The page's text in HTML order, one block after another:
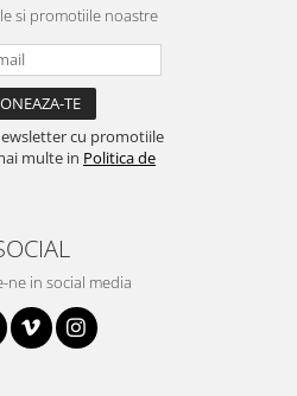
si promotiile noastre
cu promotiile
multe in Politica de
ne in social media